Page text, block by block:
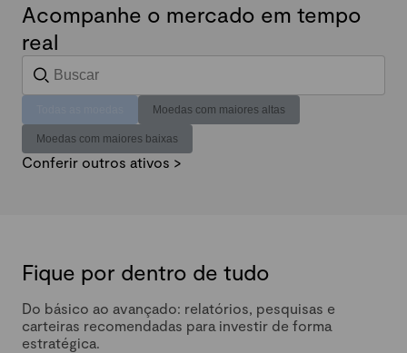
Acompanhe o mercado em tempo
real
Moedas com maiores altas
Moedas com maiores baixas
Conferir outros ativos >
Fique por dentro de tudo
Do básico ao avançado: relatórios, pesquisas e
carteiras recomendadas para investir de forma
estratégica.